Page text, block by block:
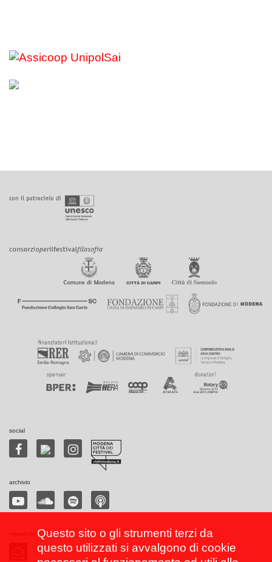
social
archivio
Questo sito o gli strumenti terzi da
questo utilizzati si avvalgono di cookie